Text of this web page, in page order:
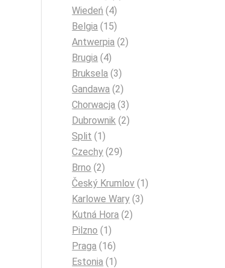
Wiedeń (4)
Belgia (15)
Antwerpia (2)
Brugia (4)
Bruksela (3)
Gandawa (2)
Chorwacja (3)
Dubrownik (2)
Split (1)
Czechy (29)
Brno (2)
Český Krumlov (1)
Karlowe Wary (3)
Kutná Hora (2)
Pilzno (1)
Praga (16)
Estonia (1)